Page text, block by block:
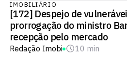
IMOBILIÁRIO
[172] Despejo de
prorrogação do ministro
recepção pelo mercado
Redação Imobi 10 min